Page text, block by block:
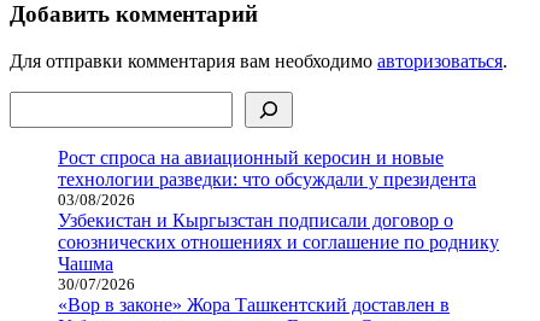
Добавить комментарий
Для отправки комментария вам необходимо авторизоваться.
Рост спроса на авиационный керосин и новые
технологии разведки: что обсуждали у президента
03/08/2026
Узбекистан и Кыргызстан подписали договор о
союзнических отношениях и соглашение по роднику
Чашма
30/07/2026
«Вор в законе» Жора Ташкентский доставлен в